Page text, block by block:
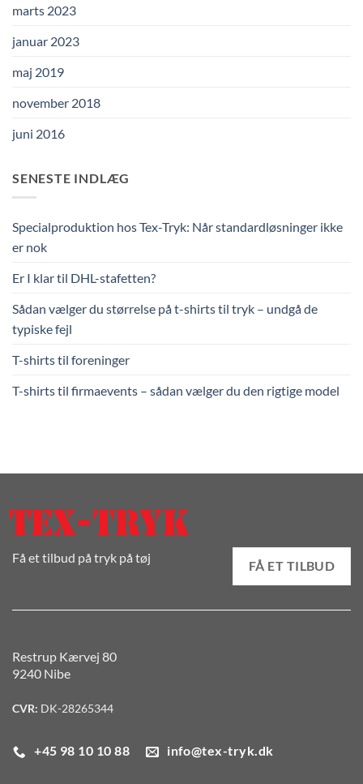
marts 2023
januar 2023
maj 2019
november 2018
juni 2016
SENESTE INDLÆG
Specialproduktion hos Tex-Tryk: Når standardløsninger ikke
er nok
Er I klar til DHL-stafetten?
Sådan vælger du størrelse på t-shirts til tryk – undgå de
typiske fejl
T-shirts til foreninger
T-shirts til firmaevents – sådan vælger du den rigtige model
Få et tilbud på tryk på tøj
FÅ ET TILBUD
Restrup Kærvej 80
9240 Nibe
CVR: DK-28265344
+45 98 10 10 88 info@tex-tryk.dk